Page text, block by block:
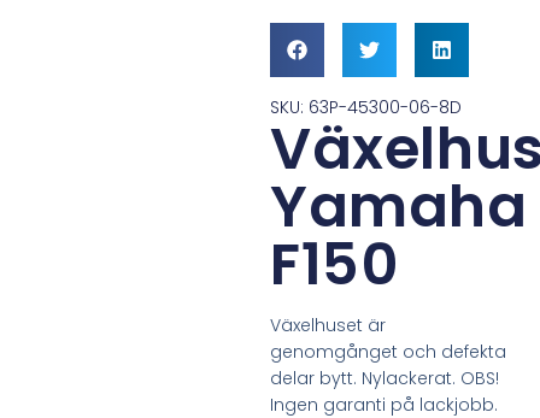
SKU: 63P-45300-06-8D
Yamaha
F150
Växelhuset är
genomgånget och defekta
delar bytt. Nylackerat. OBS!
Ingen garanti på lackjobb.